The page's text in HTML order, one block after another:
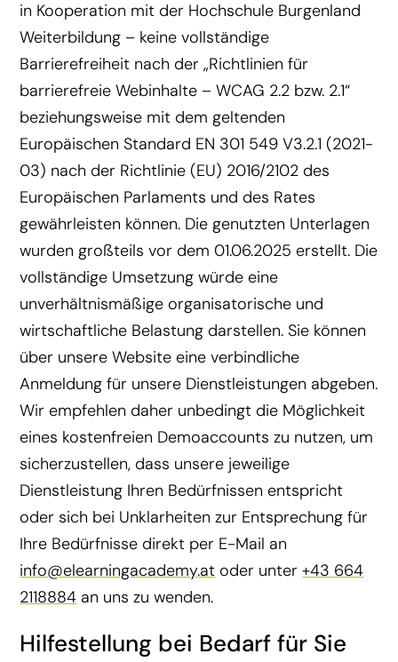
in Kooperation mit der Hochschule Burgenland
Weiterbildung – keine vollständige
Barrierefreiheit nach der „Richtlinien für
barrierefreie Webinhalte – WCAG 2.2 bzw. 2.1“
beziehungsweise mit dem geltenden
Europäischen Standard EN 301 549 V3.2.1 (2021-
03) nach der Richtlinie (EU) 2016/2102 des
Europäischen Parlaments und des Rates
gewährleisten können. Die genutzten Unterlagen
wurden großteils vor dem 01.06.2025 erstellt. Die
vollständige Umsetzung würde eine
unverhältnismäßige organisatorische und
wirtschaftliche Belastung darstellen. Sie können
über unsere Website eine verbindliche
Anmeldung für unsere Dienstleistungen abgeben.
Wir empfehlen daher unbedingt die Möglichkeit
eines kostenfreien Demoaccounts zu nutzen, um
sicherzustellen, dass unsere jeweilige
Dienstleistung Ihren Bedürfnissen entspricht
oder sich bei Unklarheiten zur Entsprechung für
Ihre Bedürfnisse direkt per E-Mail an
info@elearningacademy.at oder unter+43 664
2118884 an uns zu wenden.
Hilfestellung bei Bedarf für Sie